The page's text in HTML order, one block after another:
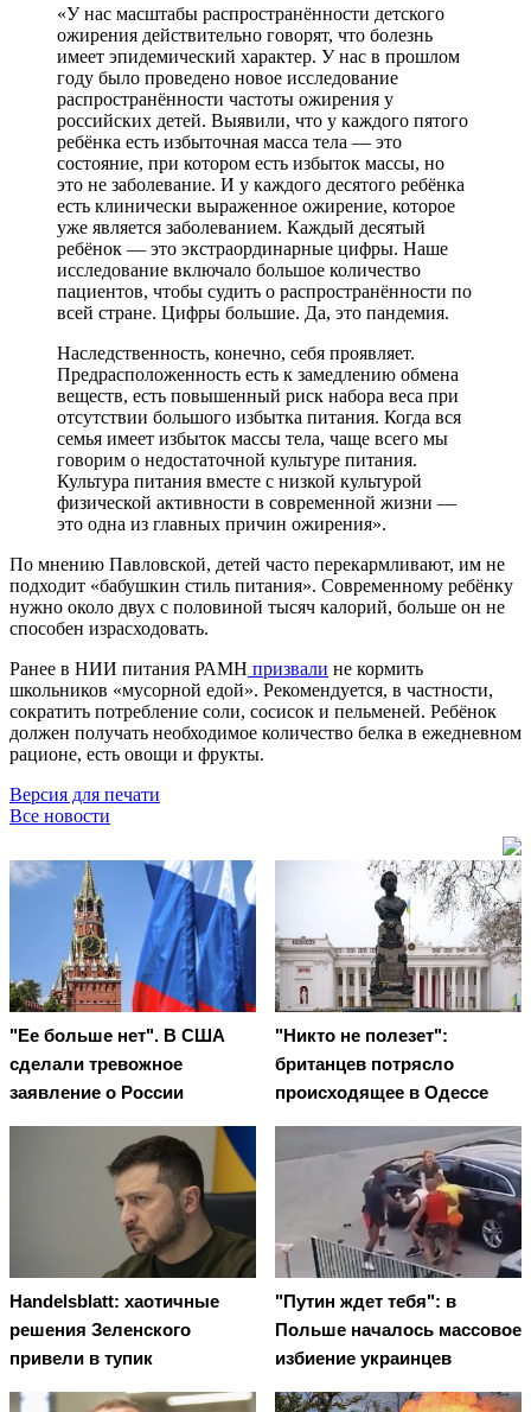
«У нас масштабы распространённости детского
ожирения действительно говорят, что болезнь
имеет эпидемический характер. У нас в прошлом
году было проведено новое исследование
распространённости частоты ожирения у
российских детей. Выявили, что у каждого пятого
ребёнка есть избыточная масса тела — это
состояние, при котором есть избыток массы, но
это не заболевание. И у каждого десятого ребёнка
есть клинически выраженное ожирение, которое
уже является заболеванием. Каждый десятый
ребёнок — это экстраординарные цифры. Наше
исследование включало большое количество
пациентов, чтобы судить о распространённости по
всей стране. Цифры большие. Да, это пандемия.
Наследственность, конечно, себя проявляет.
Предрасположенность есть к замедлению обмена
веществ, есть повышенный риск набора веса при
отсутствии большого избытка питания. Когда вся
семья имеет избыток массы тела, чаще всего мы
говорим о недостаточной культуре питания.
Культура питания вместе с низкой культурой
физической активности в современной жизни —
это одна из главных причин ожирения».
По мнению Павловской, детей часто перекармливают, им не
подходит «бабушкин стиль питания». Современному ребёнку
нужно около двух с половиной тысяч калорий, больше он не
способен израсходовать.
Ранее в НИИ питания РАМН призвали не кормить
школьников «мусорной едой». Рекомендуется, в частности,
сократить потребление соли, сосисок и пельменей. Ребёнок
должен получать необходимое количество белка в ежедневном
рационе, есть овощи и фрукты.
Версия для печати
Все новости
"Ее больше нет". В США
сделали тревожное
заявление о России
"Никто не полезет":
британцев потрясло
происходящее в Одессе
Handelsblatt: хаотичные
решения Зеленского
привели в тупик
"Путин ждет тебя": в
Польше началось массовое
избиение украинцев